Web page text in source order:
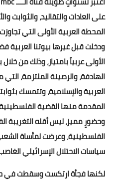
على العادات والتقاليد، والثوابت
المحطة العربية الأولى التي
ودخلت قبل غيرها بيوتنا العربية
الأولى عربياً بامتياز، وذلك من
الهادفة، والرصينة الملتزمة،
العربية والإسلامية، وتتمسك
المقدمة منها القضية
وحضورٍ مميز، ليس أقله التغريبة
الفلسطينية، وعرضت لمأساة
سياسات الاحتلال الإسرائيلي
لكنها فجأة ارتكست وسقطت في